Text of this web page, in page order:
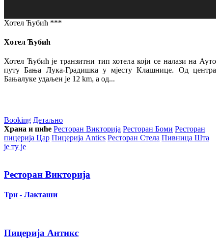
Хотел Ћубић ***
Хотел Ћубић
Хотел Ћубић је транзитни тип хотела који се налази на Ауто
путу Бања Лука-Градишка у мјесту Клашнице. Од центра
Бањалуке удаљен је 12 km, а од...
Booking Детаљно
Храна и пиће Ресторан Викторија Ресторан Боми Ресторан
пицерија Цар Пицерија Аntics Ресторан Стела Пивница Шта
је ту је
Ресторан Викторија
Трн - Лакташи
Пицерија Антикс